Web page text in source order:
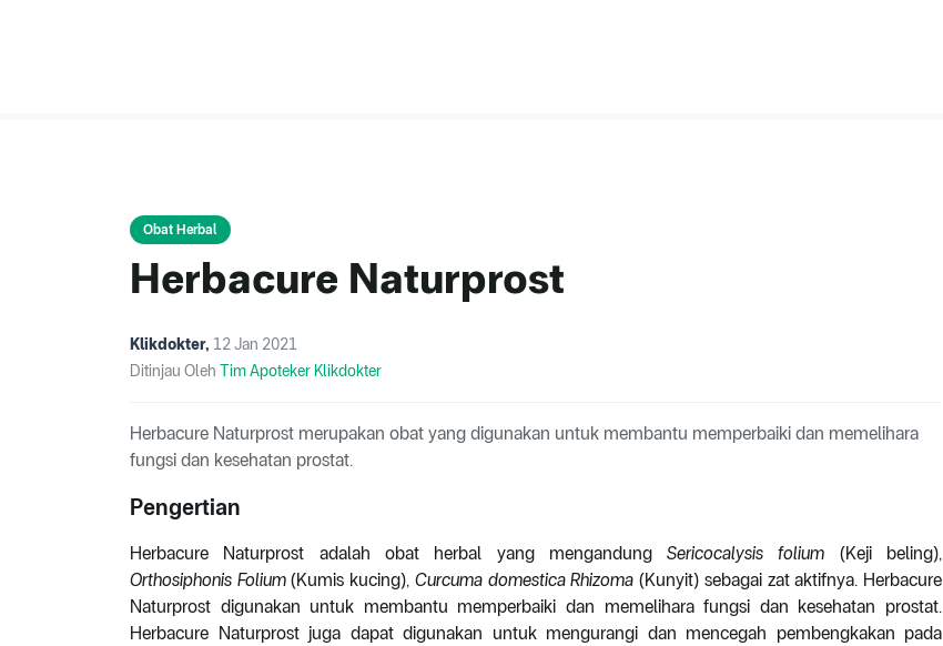
Obat Herbal
Herbacure Naturprost
Klikdokter, 12 Jan 2021
Ditinjau Oleh Tim Apoteker Klikdokter
Herbacure Naturprost merupakan obat yang digunakan untuk membantu memperbaiki dan memelihara
fungsi dan kesehatan prostat.
Pengertian
Herbacure Naturprost adalah obat herbal yang mengandungSericocalysis folium (Keji beling),
Orthosiphonis Folium(Kumis kucing), Curcuma domestica Rhizoma (Kunyit) sebagai zat aktifnya. Herbacure
Naturprost digunakan untuk membantu memperbaiki dan memelihara fungsi dan kesehatan prostat.
Herbacure Naturprost juga dapat digunakan untuk mengurangi dan mencegah pembengkakan pada